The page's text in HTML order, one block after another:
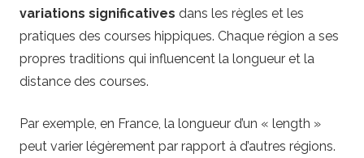
variations significatives dans les règles et les
pratiques des courses hippiques. Chaque région a ses
propres traditions qui influencent la longueur et la
distance des courses.
Par exemple, en France, la longueur d’un « length »
peut varier légèrement par rapport à d’autres régions.